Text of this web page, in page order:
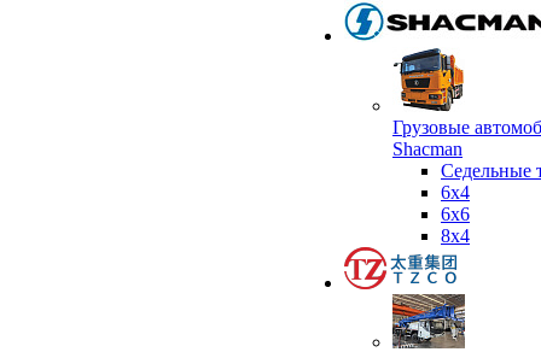
Грузовые
Shacman
Седельные
6х4
6x6
8x4